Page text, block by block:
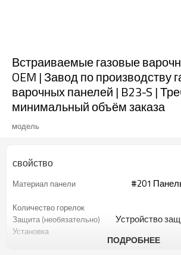
Встраиваемые газовые
OEM | Завод по производству
варочных панелей | B23-S |
минимальный объём заказа
модель
свойство
Материал панели
#201
Количество горелок
Защита (необязательно) Устройство
Установка
ПОДРОБНЕЕ